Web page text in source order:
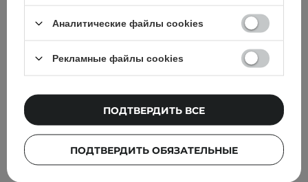
церамидами и
1 399,00 ГРН
1 329,00 ГРН
ДОБАВИТЬ В КОРЗИНУ
Cleansing Foam - Пенка
для глубокого
549,00 ГРН
ДОБАВИТЬ В КОРЗИНУ
Аналитические файлы cookies
Рекламные файлы cookies
ПОДТВЕРДИТЬ ОБЯЗАТЕЛЬНЫЕ
ПОДТВЕРДИТЬ ВСЕ